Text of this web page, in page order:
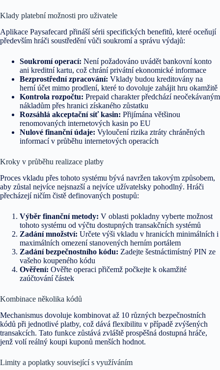
Klady platební možnosti pro uživatele
Aplikace Paysafecard přináší sérii specifických benefitů, které oceňují
především hráči soustředění vůči soukromí a správu výdajů:
Soukromí operací: Není požadováno uvádět bankovní konto
ani kreditní kartu, což chrání privátní ekonomické informace
Bezprostřední zpracování: Vklady budou kreditovány na
herní účet mimo prodlení, které to dovoluje zahájit hru okamžitě
Kontrola rozpočtu: Prepaid charakter předchází neočekávaným
nákladům přes hranici získaného zůstatku
Rozsáhlá akceptační síť kasin: Přijímána většinou
renomovaných internetových kasin po EU
Nulové finanční údaje: Vyloučení rizika ztráty chráněných
informací v průběhu internetových operacích
Kroky v průběhu realizace platby
Proces vkladu přes tohoto systému bývá navržen takovým způsobem,
aby zůstal nejvíce nejsnazší a nejvíce užívatelsky pohodlný. Hráči
přecházejí ničím čistě definovaných postupů:
Výběr finanční metody: V oblasti pokladny vyberte možnost
tohoto systému od výčtu dostupných transakčních systémů
Zadání množství: Určete výši vkladu v hranicích minimálních i
maximálních omezení stanovených herním portálem
Zadání bezpečnostního kódu: Zadejte šestnáctimístný PIN ze
vašeho koupeného kódu
Ověření: Ověřte operaci přičemž počkejte k okamžité
zaúčtování částek
Kombinace několika kódů
Mechanismus dovoluje kombinovat až 10 různých bezpečnostních
kódů při jednotlivé platby, což dává flexibilitu v případě zvýšených
transakcích. Tato funkce zůstává zvláště prospěšná dostupná hráče,
jenž volí reálný koupi kuponů menších hodnot.
Limity a poplatky související s využíváním